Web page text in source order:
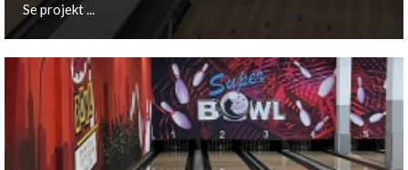
Se projekt ...